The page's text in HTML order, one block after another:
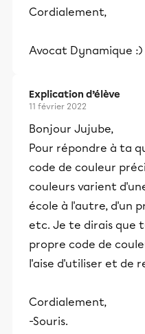
Cordialement,
Avocat Dynamique :)
Explication d’élève
11 février 2022
Bonjour Jujube,
Pour répondre à ta
code de couleur
couleurs varient
école à l'autre, d'un
etc. Je te dirais que
propre code de
l'aise d'utiliser et de
Cordialement,
-Souris.